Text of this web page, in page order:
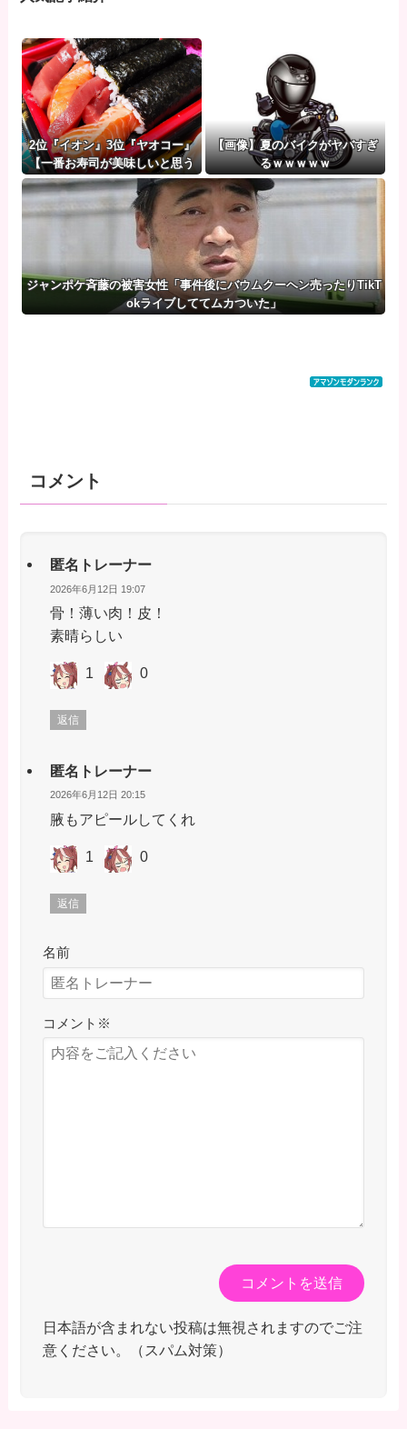
2位『イオン』3位『ヤオコー』
【一番お寿司が美味しいと思う
スーパー】1位がこちら・・・
【画像】夏のバイクがヤバすぎ
るｗｗｗｗｗ
ジャンポケ斉藤の被害女性「事件後にバウムクーヘン売ったりTikT
okライブしててムカついた」
コメント
匿名トレーナー
2026年6月12日 19:07
骨！薄い肉！皮！
素晴らしい
1 0
返信
匿名トレーナー
2026年6月12日 20:15
腋もアピールしてくれ
1 0
返信
名前
コメント ※
日本語が含まれない投稿は無視されますのでご注
意ください。（スパム対策）